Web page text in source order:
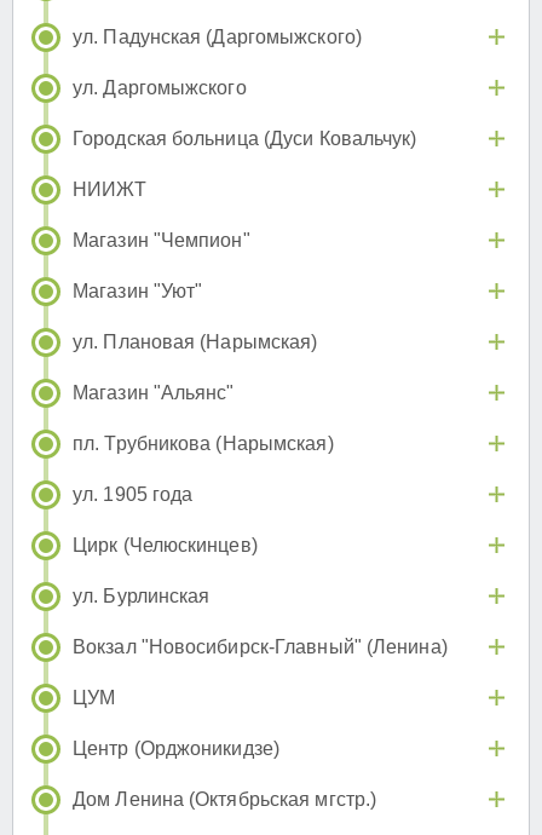
ул. Падунская (Даргомыжского)
ул. Даргомыжского
Городская больница (Дуси Ковальчук)
НИИЖТ
Магазин "Чемпион"
Магазин "Уют"
ул. Плановая (Нарымская)
Магазин "Альянс"
пл. Трубникова (Нарымская)
ул. 1905 года
Цирк (Челюскинцев)
ул. Бурлинская
Вокзал "Новосибирск-Главный" (Ленина)
ЦУМ
Центр (Орджоникидзе)
Дом Ленина (Октябрьская мгстр.)